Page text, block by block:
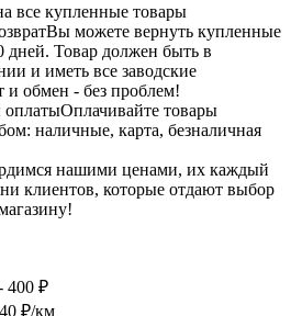
все купленные товары
Вы можете вернуть купленные
дней. Товар должен быть в
и иметь все заводские
и обмен - без проблем!
оплатыОплачивайте товары
наличные, карта, безналичная
нашими ценами, их каждый
клиентов, которые отдают выбор
400 ₽
₽/км